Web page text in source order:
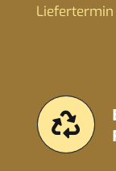
Liefertermin